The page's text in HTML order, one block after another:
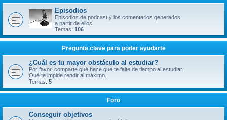
c
Episodios
Episodios de podcast y los comentarios generados
a partir de ellos
Temas: 106
Pregunta clave para poder ayudarte
¿Cuál es tu mayor obstáculo al estudiar?
Por favor, comparte qué hace que te falte de tiempo al estudiar.
Qué te impide rendir al máximo.
Temas: 5
Foro
Conseguir objetivos